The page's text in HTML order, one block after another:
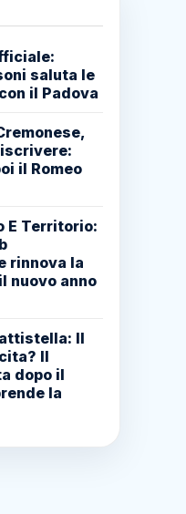
saluta le
il Padova
il Romeo
E Territorio:
rinnova la
nuovo anno
Il
Il
dopo il
la